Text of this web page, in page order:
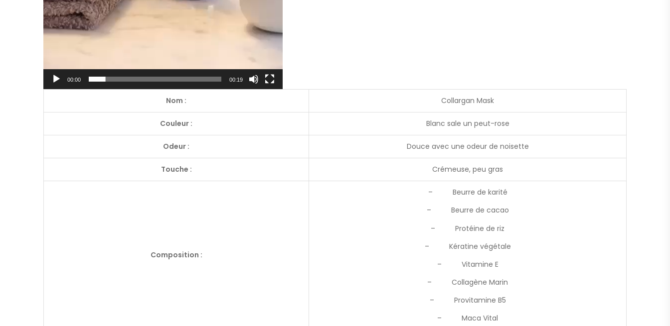
00:00 00:19
Nom : Collargan Mask
Couleur : Blanc sale un peut-rose
Odeur : Douce avec une odeur de noisette
Touche : Crémeuse, peu gras
Composition :
– Beurre de karité
– Beurre de cacao
– Protéine de riz
– Kératine végétale
– Vitamine E
– Collagène Marin
– Provitamine B5
– Maca Vital